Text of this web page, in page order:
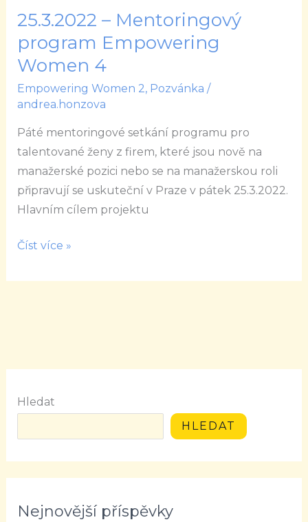
25.3.2022 – Mentoringový
program Empowering
Women 4
Empowering Women 2, Pozvánka /
andrea.honzova
Páté mentoringové setkání programu pro
talentované ženy z firem, které jsou nově na
manažerské pozici nebo se na manažerskou roli
připravují se uskuteční v Praze v pátek 25.3.2022.
Hlavním cílem projektu
25.3.2022
–
Mentoringový
program
Empowering
4
Číst více »
Hledat
HLEDAT
Nejnovější příspěvky